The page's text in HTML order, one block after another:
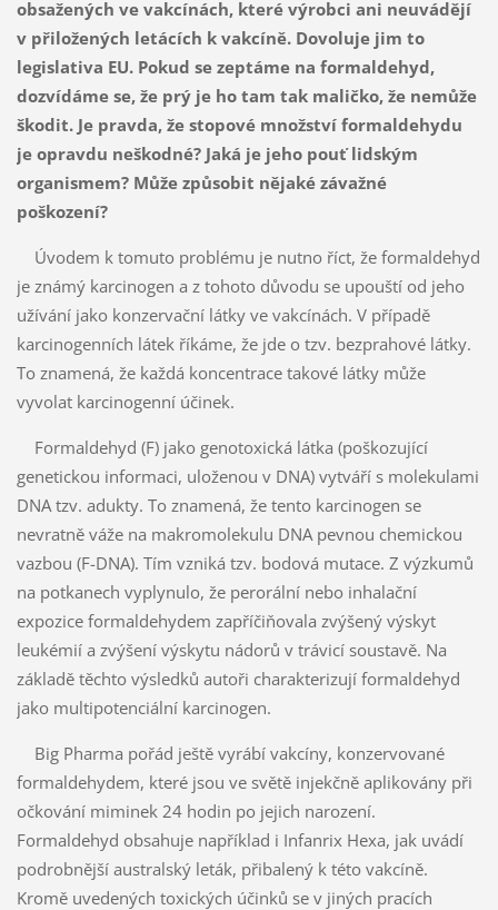
obsažených ve vakcínách, které výrobci ani neuvádějí
v přiložených letácích k vakcíně. Dovoluje jim to
legislativa EU. Pokud se zeptáme na formaldehyd,
dozvídáme se, že prý je ho tam tak maličko, že nemůže
škodit. Je pravda, že stopové množství formaldehydu
je opravdu neškodné? Jaká je jeho pouť lidským
organismem? Může způsobit nějaké závažné
poškození?
Úvodem k tomuto problému je nutno říct, že formaldehyd
je známý karcinogen a z tohoto důvodu se upouští od jeho
užívání jako konzervační látky ve vakcínách. V případě
karcinogenních látek říkáme, že jde o tzv. bezprahové látky.
To znamená, že každá koncentrace takové látky může
vyvolat karcinogenní účinek.
Formaldehyd (F) jako genotoxická látka (poškozující
genetickou informaci, uloženou v DNA) vytváří s molekulami
DNA tzv. adukty. To znamená, že tento karcinogen se
nevratně váže na makromolekulu DNA pevnou chemickou
vazbou (F-DNA). Tím vzniká tzv. bodová mutace. Z výzkumů
na potkanech vyplynulo, že perorální nebo inhalační
expozice formaldehydem zapříčiňovala zvýšený výskyt
leukémií a zvýšení výskytu nádorů v trávicí soustavě. Na
základě těchto výsledků autoři charakterizují formaldehyd
jako multipotenciální karcinogen.
Big Pharma pořád ještě vyrábí vakcíny, konzervované
formaldehydem, které jsou ve světě injekčně aplikovány při
očkování miminek 24 hodin po jejich narození.
Formaldehyd obsahuje například i Infanrix Hexa, jak uvádí
podrobnější australský leták, přibalený k této vakcíně.
Kromě uvedených toxických účinků se v jiných pracích